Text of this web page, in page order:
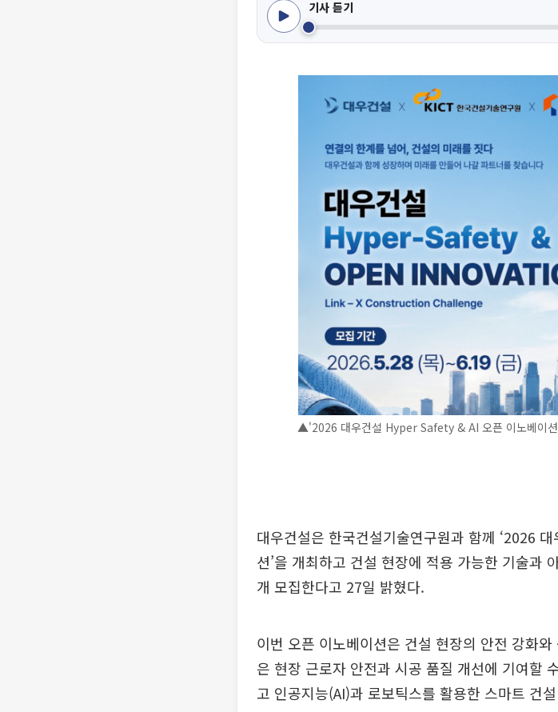
기사 듣기
▲'2026 대우건설 Hyper Safety & AI 오픈 이노베이션
대우건설은 한국건설기술연구원과 함께 ‘2026
션’을 개최하고 건설 현장에 적용 가능한 기술과
개 모집한다고 27일 밝혔다.
이번 오픈 이노베이션은 건설 현장의 안전 강화
은 현장 근로자 안전과 시공 품질 개선에 기여할
고 인공지능(AI)과 로보틱스를 활용한 스마트 건